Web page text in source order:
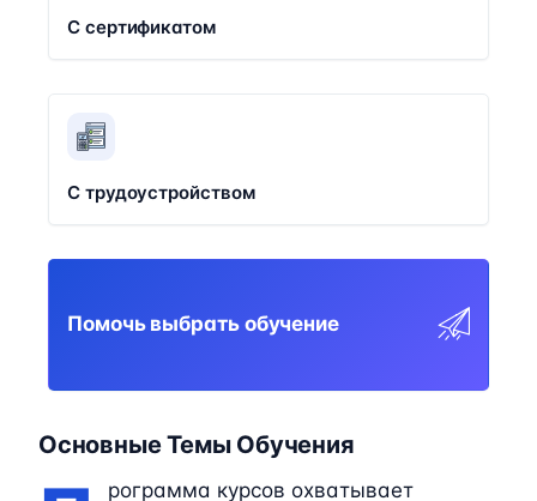
С сертификатом
С трудоустройством
Помочь выбрать обучение
Основные Темы Обучения
рограмма курсов охватывает